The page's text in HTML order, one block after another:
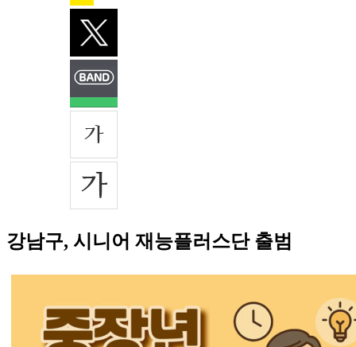
강남구, 시니어 재능플러스단 출범